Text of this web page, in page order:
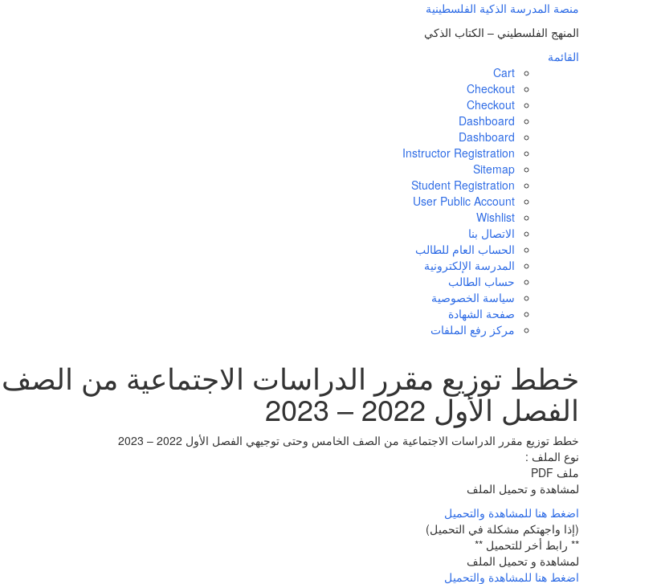
منصة المدرسة الذكية الفلسطينية
المنهج الفلسطيني – الكتاب الذكي
القائمة
Cart
Checkout
Checkout
Dashboard
Dashboard
Instructor Registration
Sitemap
Student Registration
User Public Account
Wishlist
الاتصال بنا
الحساب العام للطالب
المدرسة الإلكترونية
حساب الطالب
سياسة الخصوصية
صفحة الشهادة
مركز رفع الملفات
خطط توزيع مقرر الدراسات الاجتماعية من
الفصل الأول 2022 – 2023
خطط توزيع مقرر الدراسات الاجتماعية من الصف الخامس وحتى توجيهي الفصل الأول 2022 – 2023
نوع الملف :
ملف PDF
لمشاهدة و تحميل الملف
اضغط هنا للمشاهدة والتحميل
(إذا واجهتكم مشكلة في التحميل)
** رابط أخر للتحميل **
لمشاهدة و تحميل الملف
اضغط هنا للمشاهدة والتحميل